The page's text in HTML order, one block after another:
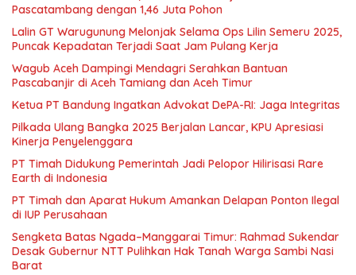
Pascatambang dengan 1,46 Juta Pohon
Lalin GT Warugunung Melonjak Selama Ops Lilin Semeru 2025,
Puncak Kepadatan Terjadi Saat Jam Pulang Kerja
Wagub Aceh Dampingi Mendagri Serahkan Bantuan
Pascabanjir di Aceh Tamiang dan Aceh Timur
Ketua PT Bandung Ingatkan Advokat DePA-RI: Jaga Integritas
Pilkada Ulang Bangka 2025 Berjalan Lancar, KPU Apresiasi
Kinerja Penyelenggara
PT Timah Didukung Pemerintah Jadi Pelopor Hilirisasi Rare
Earth di Indonesia
PT Timah dan Aparat Hukum Amankan Delapan Ponton Ilegal
di IUP Perusahaan
Sengketa Batas Ngada–Manggarai Timur: Rahmad Sukendar
Desak Gubernur NTT Pulihkan Hak Tanah Warga Sambi Nasi
Barat